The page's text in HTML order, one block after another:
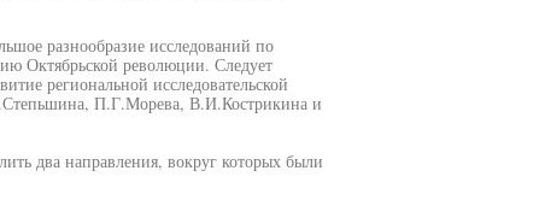
разнообразие исследований по
Октябрьской революции. Следует
региональной исследовательской
П.Г.Морева, В.И.Кострикина и
два направления, вокруг которых были